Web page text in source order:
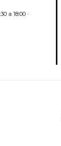
a 18:00 ·